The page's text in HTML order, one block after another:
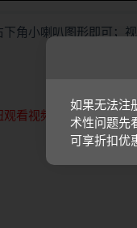
角小喇叭图形即可；
看视频讲解。由于资
如果无法注
术性问题先
可享折扣优